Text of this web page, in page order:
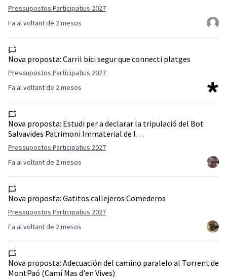
Fa al voltant de 2 mesos
Pressupostos Participatius 2027
Fa al voltant de 2 mesos
Nova proposta: Carril bici segur que connecti platges
Pressupostos Participatius 2027
Fa al voltant de 2 mesos
Nova proposta: Estudi per a declarar la tripulació del Bot
Salvavides Patrimoni Immaterial de l…
Pressupostos Participatius 2027
Fa al voltant de 2 mesos
Nova proposta: Gatitos callejeros Comederos
Pressupostos Participatius 2027
Nova proposta: Adecuación del camino paralelo al Torrent de
MontPaó (Camí Mas d'en Vives)